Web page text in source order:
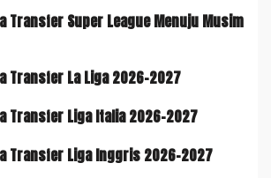
Transfer Super League Menuju Musim
Transfer La Liga 2026-2027
Transfer Liga Italia 2026-2027
Transfer Liga Inggris 2026-2027